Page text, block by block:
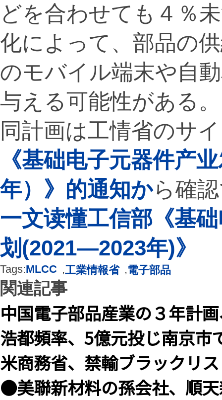
どを合わせても４％
化によって、部品の
のモバイル端末や自
与える可能性がある。
同計画は工情省のサ
《基础电子元器件产
年）》的通知から確
一文读懂工信部《基
划(2021—2023年)》
Tags:MLCC ,工業情報省 ,電子部品
関連記事
中国電子部品産業の３年計
浩都頻率、5億元投じ南京市
米商務省、禁輸ブラックリ
●美聯新材料の孫会社、順